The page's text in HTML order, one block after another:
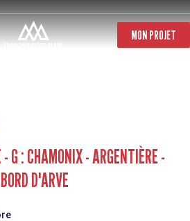
MON PROJET
G : CHAMONIX - ARGENTIÈRE -
D'ARVE